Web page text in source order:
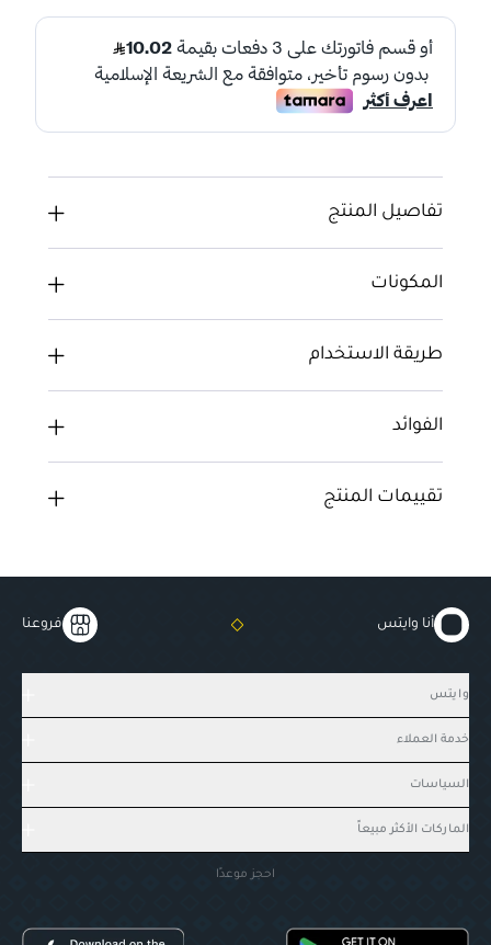
تفاصيل المنتج
المكونات
طريقة الاستخدام
الفوائد
تقييمات المنتج
أنا وايتس فروعنا
وايتس
خدمة العملاء
السياسات
الماركات الأكثر مبيعاً
احجز موعدًا